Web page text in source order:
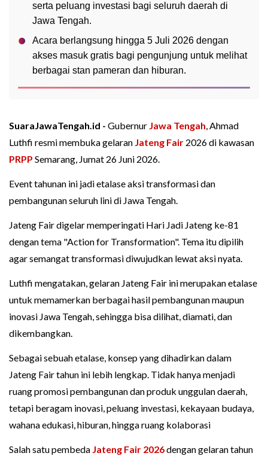
serta peluang investasi bagi seluruh daerah di
Jawa Tengah.
Acara berlangsung hingga 5 Juli 2026 dengan
akses masuk gratis bagi pengunjung untuk melihat
berbagai stan pameran dan hiburan.
SuaraJawaTengah.id - Gubernur Jawa Tengah, Ahmad
Luthfi resmi membuka gelaran Jateng Fair 2026 di kawasan
PRPP Semarang, Jumat 26 Juni 2026.
Event tahunan ini jadi etalase aksi transformasi dan
pembangunan seluruh lini di Jawa Tengah.
Jateng Fair digelar memperingati Hari Jadi Jateng ke-81
dengan tema "Action for Transformation". Tema itu dipilih
agar semangat transformasi diwujudkan lewat aksi nyata.
Luthfi mengatakan, gelaran Jateng Fair ini merupakan etalase
untuk memamerkan berbagai hasil pembangunan maupun
inovasi Jawa Tengah, sehingga bisa dilihat, diamati, dan
dikembangkan.
Sebagai sebuah etalase, konsep yang dihadirkan dalam
Jateng Fair tahun ini lebih lengkap. Tidak hanya menjadi
ruang promosi pembangunan dan produk unggulan daerah,
tetapi beragam inovasi, peluang investasi, kekayaan budaya,
wahana edukasi, hiburan, hingga ruang kolaborasi
Salah satu pembeda Jateng Fair 2026dengan gelaran tahun